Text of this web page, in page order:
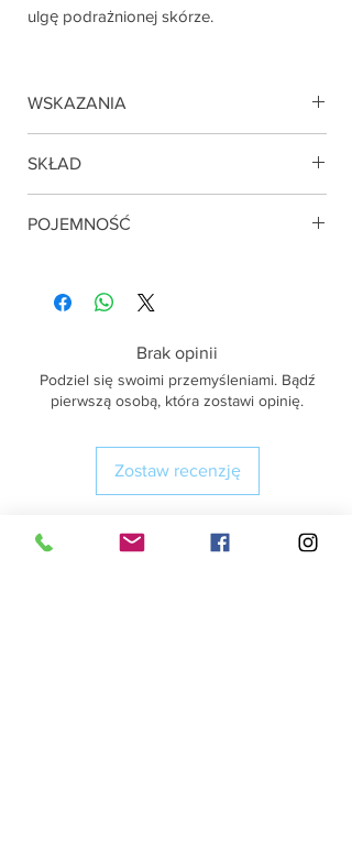
ulgę podrażnionej skórze.
WSKAZANIA
peelingach.
SKŁAD
Boswellia serrate
POJEMNOŚĆ
Brak opinii
Podziel się swoimi przemyśleniami. Bądź
pierwszą osobą, która zostawi opinię.
Zostaw recenzję
cerę. A my Ci doradzimy przy wyborze